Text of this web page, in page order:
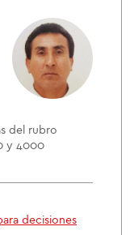
del rubro
y 4000
decisiones